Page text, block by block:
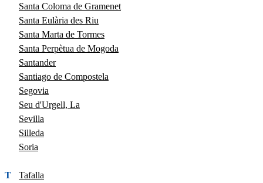
Santa Coloma de Gramenet
Santa Eulària des Riu
Santa Marta de Tormes
Santa Perpètua de Mogoda
Santander
Santiago de Compostela
Segovia
Seu d'Urgell, La
Sevilla
Silleda
Soria
T
Tafalla